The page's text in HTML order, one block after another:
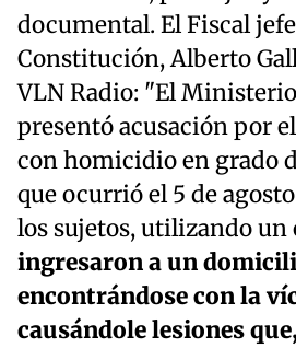
documental. El Fiscal
Constitución, Alberto
VLN Radio: "El
presentó acusación por
con homicidio en grado
que ocurrió el 5 de
los sujetos, utilizando un
ingresaron a un
encontrándose con la
causándole lesiones